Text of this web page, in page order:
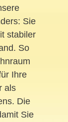
Sie
stabiler
So
Ihre
als
Die
Sie